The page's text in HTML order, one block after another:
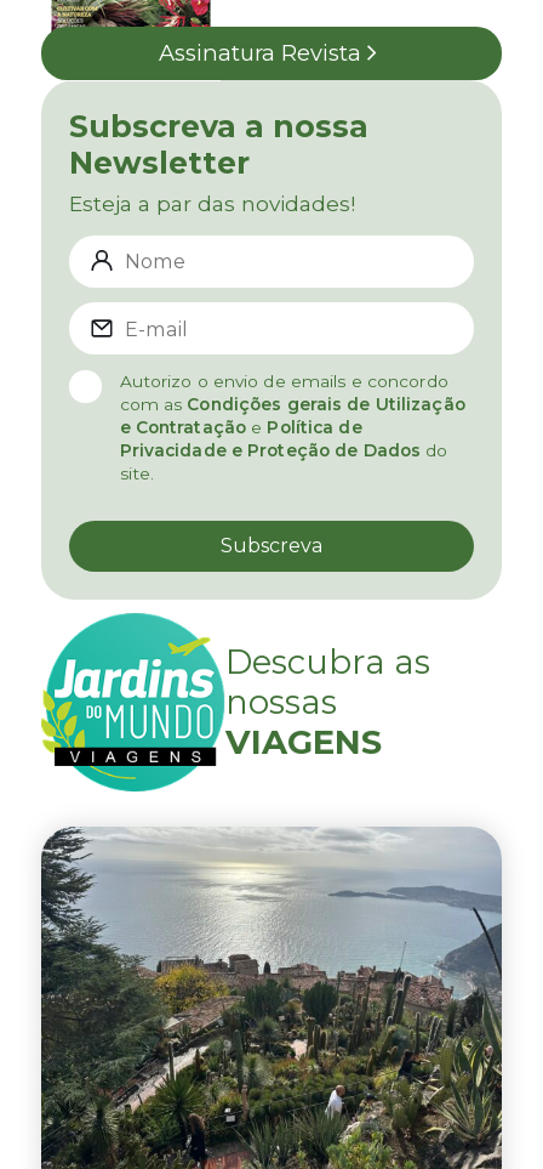
Assinatura Revista
Subscreva a nossa
Newsletter
Esteja a par das novidades!
Autorizo o envio de emails e concordo
com as Condições gerais de Utilização
e Contratação e Política de
Privacidade e Proteção de Dados do
site.
Descubra as
nossas
VIAGENS